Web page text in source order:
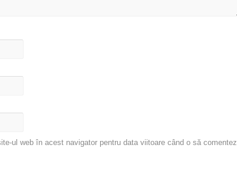
ul web în acest navigator pentru data viitoare când o să comentez.